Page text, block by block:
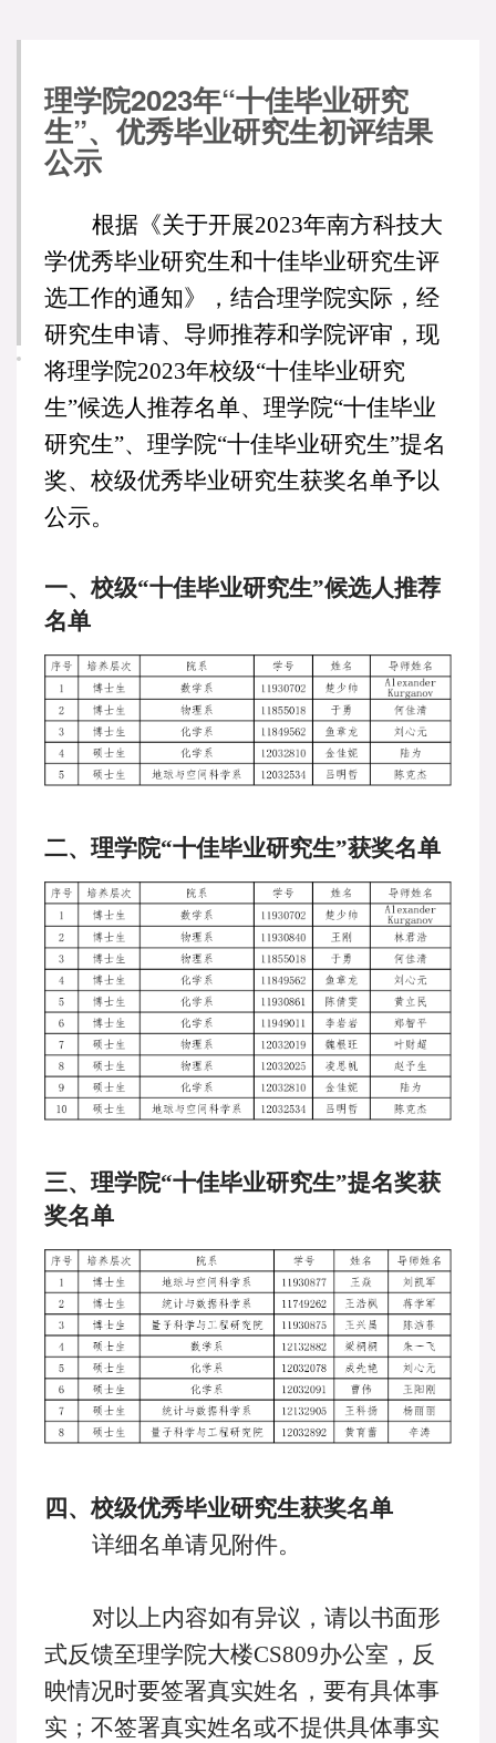
理学院2023年“十佳毕业研究
生”、优秀毕业研究生初评结果
公示
根据《关于开展2023年南方科技大
学优秀毕业研究生和十佳毕业研究生评
选工作的通知》，结合理学院实际，经
研究生申请、导师推荐和学院评审，现
将理学院2023年校级“十佳毕业研究
生”候选人推荐名单、理学院“十佳毕业
研究生”、理学院“十佳毕业研究生”提名
奖、校级优秀毕业研究生获奖名单予以
公示。
一、校级“十佳毕业研究生”候选人推荐
名单
二、理学院“十佳毕业研究生”获奖名单
三、理学院“十佳毕业研究生”提名奖获
奖名单
四、校级优秀毕业研究生获奖名单
详细名单请见附件。
对以上内容如有异议，请以书面形
式反馈至理学院大楼CS809办公室，反
映情况时要签署真实姓名，要有具体事
实；不签署真实姓名或不提供具体事实